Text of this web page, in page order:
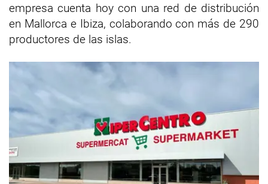
empresa cuenta hoy con una red de distribución
en Mallorca e Ibiza, colaborando con más de 290
productores de las islas.